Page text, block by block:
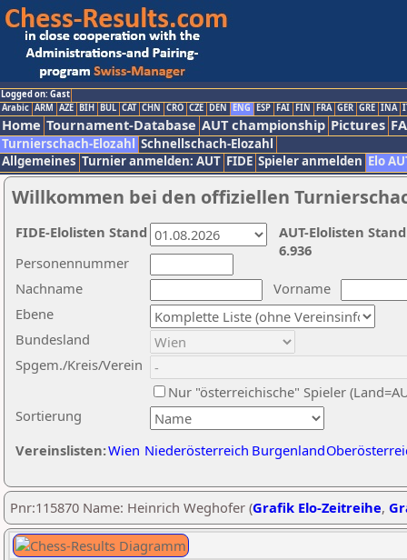
Logged on: Gast
Arabic ARM AZE BIH BUL CAT CHN CRO CZE DEN ENG ESP FAI FIN FRA GER GRE INA
Home Tournament-Database AUT championship Pictures
Turnierschach-Elozahl Schnellschach-Elozahl
Allgemeines Turnier anmelden: AUT FIDE Spieler anmelden Elo
Willkommen bei den offiziellen
Nachname
Vorname
Ebene
Sortierung
Personennummer
Bundesland
Spgem./Kreis/Verein
Nur "österreichische" Spieler
Vereinslisten:Wien Niederösterreich Burgenland
AUT-Elolisten
6.936
FIDE-Elolisten Stand
Pnr:115870 Name: Heinrich Weghofer (Grafik Elo-Zeitreihe,